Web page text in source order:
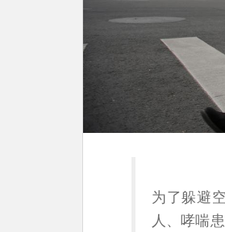
为了躲避
人、哮喘